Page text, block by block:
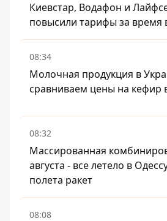
Киевстар, Водафон и
повысили тарифы за время
08:34
Молочная продукция в
сравниваем цены на кефир
08:32
Массированная
августа - все летело в
полета ракет
08:08